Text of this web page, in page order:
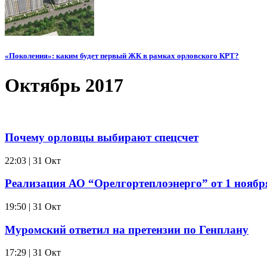
«Поколения»: каким будет первый ЖК в рамках орловского КРТ?
Октябрь 2017
Почему орловцы выбирают спецсчет
22:03 | 31 Окт
Реализация АО “Орелгортеплоэнерго” от 1
19:50 | 31 Окт
Муромский ответил на претензии по Генплану
17:29 | 31 Окт